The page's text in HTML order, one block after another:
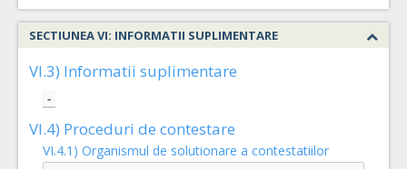
SECTIUNEA VI: INFORMATII SUPLIMENTARE
VI.3) Informatii suplimentare
-
VI.4) Proceduri de contestare
VI.4.1) Organismul de solutionare a contestatiilor